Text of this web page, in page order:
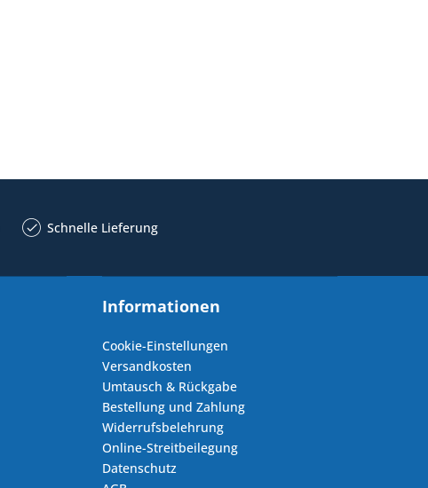
Schnelle Lieferung
Informationen
Cookie-Einstellungen
Versandkosten
Umtausch & Rückgabe
Bestellung und Zahlung
Widerrufsbelehrung
Online-Streitbeilegung
Datenschutz